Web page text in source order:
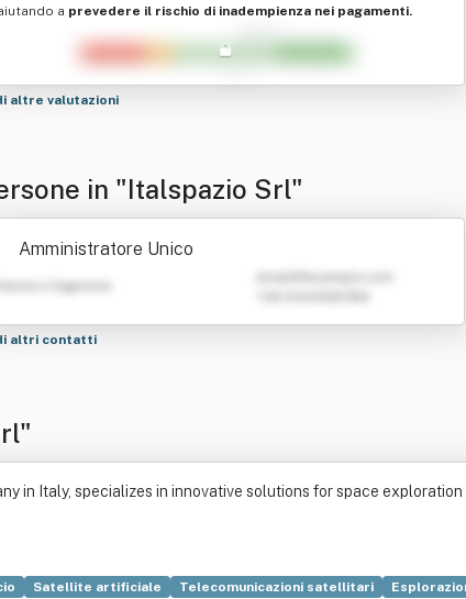
a prevedere il rischio di inadempienza nei pagamenti.
altre valutazioni
in "Italspazio Srl"
Amministratore Unico
Nome e Cognome
altri contatti
in Italy, specializes in innovative solutions for space
Satellite artificiale Telecomunicazioni satellitari